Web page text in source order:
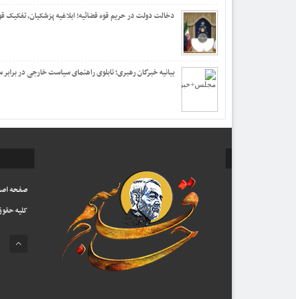
دخالت دولت در حریم قوه قضائیه؛ ابلاغیه پزشکیان، تفکیک
بیانیه خبرگان رهبری؛ تابلوی راهنمای سیاست خارجی در برابر
صفحه
کلیه